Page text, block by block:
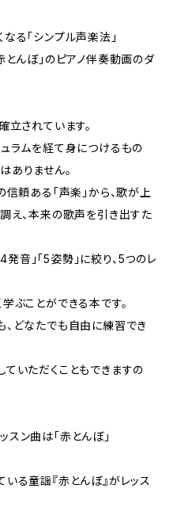
る「シンプル声楽法」
とんぼ」のピアノ伴奏動画のダ
立されています。
ラムを経て身につけるもの
ありません。
信頼ある「声楽」から、歌が上
え、本来の歌声を引き出すた
4発音」「5姿勢」に絞り、5つのレ
ぶことができる本です。
、どなたでも自由に練習でき
いただくこともできますの
ン曲は「赤とんぼ」
る童謡『赤とんぼ』がレッス